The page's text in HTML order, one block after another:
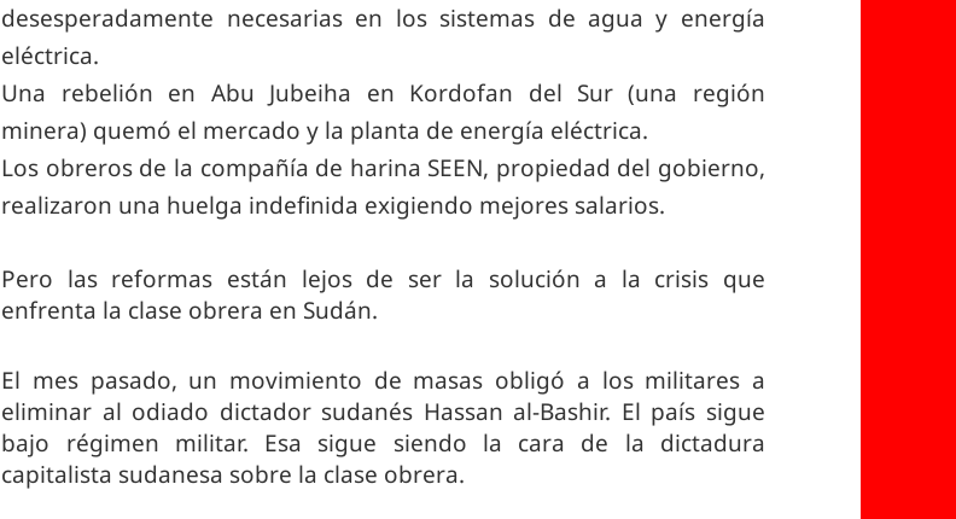
desesperadamente necesarias en los sistemas de agua y energía
eléctrica.
Una rebelión en Abu Jubeiha en Kordofan del Sur (una región
minera) quemó el mercado y la planta de energía eléctrica.
Los obreros de la compañía de harina SEEN, propiedad del gobierno,
realizaron una huelga indefinida exigiendo mejores salarios.
Pero las reformas están lejos de ser la solución a la crisis que
enfrenta la clase obrera en Sudán.
El mes pasado, un movimiento de masas obligó a los militares a
eliminar al odiado dictador sudanés Hassan al-Bashir. El país sigue
bajo régimen militar. Esa sigue siendo la cara de la dictadura
capitalista sudanesa sobre la clase obrera.